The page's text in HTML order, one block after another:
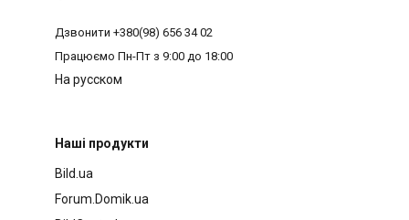
Дзвонити +380(98) 656 34 02
Працюємо Пн-Пт з 9:00 до 18:00
На русском
Наші продукти
Bild.ua
Forum.Domik.ua